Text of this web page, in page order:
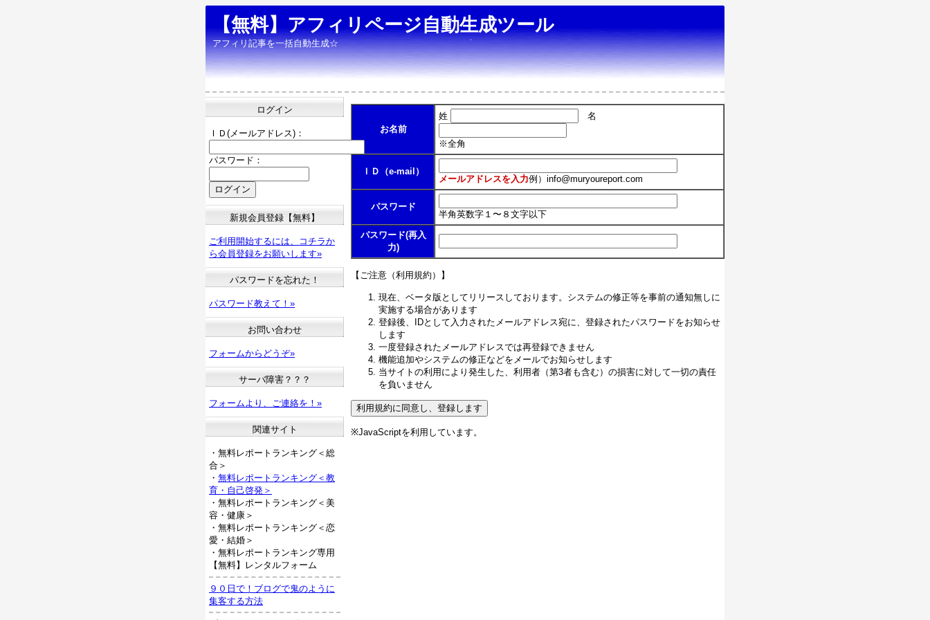
【無料】アフィリページ自動生成ツール
アフィリ記事を一括自動生成☆
お名前
姓 名
※全角
ＩＤ（e-mail）
メールアドレスを入力例） info@muryoureport.com
パスワード
半角英数字１〜８文字以下
パスワード(再入
力)
【ご注意（利用規約）】
現在、ベータ版としてリリースしております。システムの修正等を事前の通知無しに
実施する場合があります
登録後、IDとして入力されたメールアドレス宛に、登録されたパスワードをお知らせ
します
一度登録されたメールアドレスでは再登録できません
機能追加やシステムの修正などをメールでお知らせします
当サイトの利用により発生した、利用者（第3者も含む）の損害に対して一切の責任
を負いません
※JavaScriptを利用しています。
ログイン
ＩＤ(メールアドレス)：
パスワード：
新規会員登録【無料】
ご利用開始するには、コチラか
ら会員登録をお願いします»
パスワードを忘れた！
パスワード教えて！»
お問い合わせ
フォームからどうぞ»
サーバ障害？？？
フォームより、ご連絡を！»
関連サイト
・無料レポートランキング＜総
合＞
・ 無料レポートランキング＜教
育・自己啓発＞
・無料レポートランキング＜美
容・健康＞
・無料レポートランキング＜恋
愛・結婚＞
・無料レポートランキング専用
【無料】レンタルフォーム
９０日で！ブログで鬼のように
集客する方法